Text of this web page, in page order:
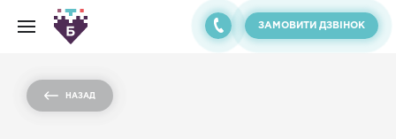
ЗАМОВИТИ ДЗВІНОК
НАЗАД